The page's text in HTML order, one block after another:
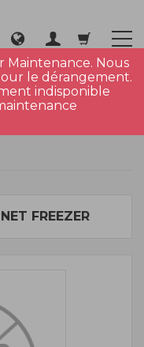
Nous
le dérangement.
indisponible
FREEZER